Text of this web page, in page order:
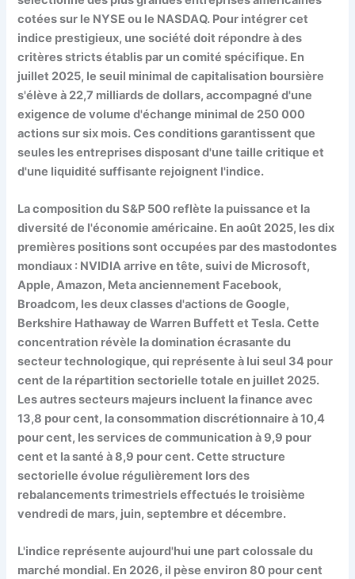
cotées sur le NYSE ou le NASDAQ. Pour intégrer cet
indice prestigieux, une société doit répondre à des
critères stricts établis par un comité spécifique. En
juillet 2025, le seuil minimal de capitalisation boursière
s'élève à 22,7 milliards de dollars, accompagné d'une
exigence de volume d'échange minimal de 250 000
actions sur six mois. Ces conditions garantissent que
seules les entreprises disposant d'une taille critique et
d'une liquidité suffisante rejoignent l'indice.
La composition du S&P 500 reflète la puissance et la
diversité de l'économie américaine. En août 2025, les dix
premières positions sont occupées par des mastodontes
mondiaux : NVIDIA arrive en tête, suivi de Microsoft,
Apple, Amazon, Meta anciennement Facebook,
Broadcom, les deux classes d'actions de Google,
Berkshire Hathaway de Warren Buffett et Tesla. Cette
concentration révèle la domination écrasante du
secteur technologique, qui représente à lui seul 34 pour
cent de la répartition sectorielle totale en juillet 2025.
Les autres secteurs majeurs incluent la finance avec
13,8 pour cent, la consommation discrétionnaire à 10,4
pour cent, les services de communication à 9,9 pour
cent et la santé à 8,9 pour cent. Cette structure
sectorielle évolue régulièrement lors des
rebalancements trimestriels effectués le troisième
vendredi de mars, juin, septembre et décembre.
L'indice représente aujourd'hui une part colossale du
marché mondial. En 2026, il pèse environ 80 pour cent